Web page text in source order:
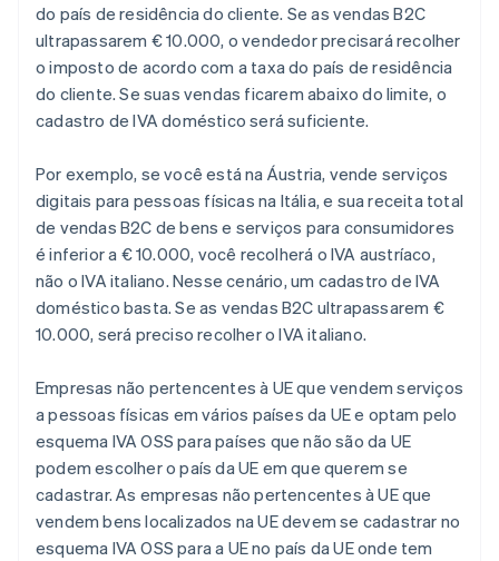
do país de residência do cliente. Se as vendas B2C
ultrapassarem € 10.000, o vendedor precisará recolher
o imposto de acordo com a taxa do país de residência
do cliente. Se suas vendas ficarem abaixo do limite, o
cadastro de IVA doméstico será suficiente.
Por exemplo, se você está na Áustria, vende serviços
digitais para pessoas físicas na Itália, e sua receita total
de vendas B2C de bens e serviços para consumidores
é inferior a € 10.000, você recolherá o IVA austríaco,
não o IVA italiano. Nesse cenário, um cadastro de IVA
doméstico basta. Se as vendas B2C ultrapassarem €
10.000, será preciso recolher o IVA italiano.
Empresas não pertencentes à UE que vendem serviços
a pessoas físicas em vários países da UE e optam pelo
esquema IVA OSS para países que não são da UE
podem escolher o país da UE em que querem se
cadastrar. As empresas não pertencentes à UE que
vendem bens localizados na UE devem se cadastrar no
esquema IVA OSS para a UE no país da UE onde tem